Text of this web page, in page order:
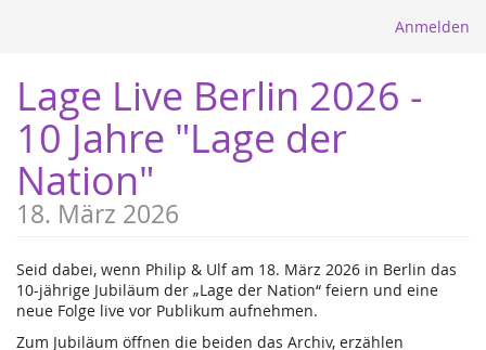
Anmelden
Lage Live Berlin 2026 -
10 Jahre "Lage der
Nation"
18. März 2026
Seid dabei, wenn Philip & Ulf am 18. März 2026 in Berlin das
10-jährige Jubiläum der „Lage der Nation“ feiern und eine
neue Folge live vor Publikum aufnehmen.
Zum Jubiläum öffnen die beiden das Archiv, erzählen